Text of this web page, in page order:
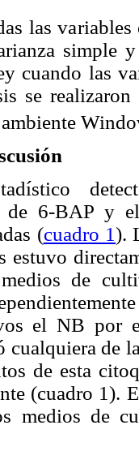
las
simple
cuando las
se
de 6-BAP y
(cuadro 1).
estuvo
de
el NB por
cualquiera de
de esta
(cuadro 1).
medios de